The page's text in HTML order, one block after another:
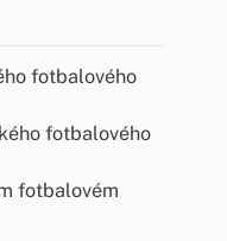
fotbalového
fotbalového
fotbalovém